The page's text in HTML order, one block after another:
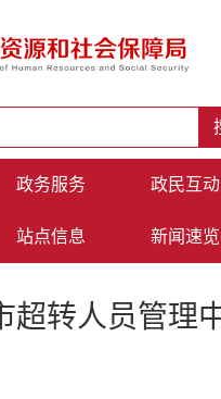
政务服务 政民互动
站点信息 新闻速览
超转人员管理